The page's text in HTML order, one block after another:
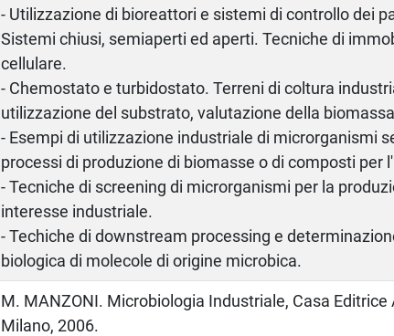
- Utilizzazione di bioreattori e sistemi di controllo dei
Sistemi chiusi, semiaperti ed aperti. Tecniche di
cellulare.
- Chemostato e turbidostato. Terreni di coltura
utilizzazione del substrato, valutazione della
- Esempi di utilizzazione industriale di microrganismi
processi di produzione di biomasse o di composti per
- Tecniche di screening di microrganismi per la
interesse industriale.
- Techiche di downstream processing e
biologica di molecole di origine microbica.
M. MANZONI. Microbiologia Industriale, Casa Editrice
Milano, 2006.